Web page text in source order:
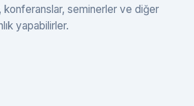
konferanslar, seminerler ve diğer
yapabilirler.